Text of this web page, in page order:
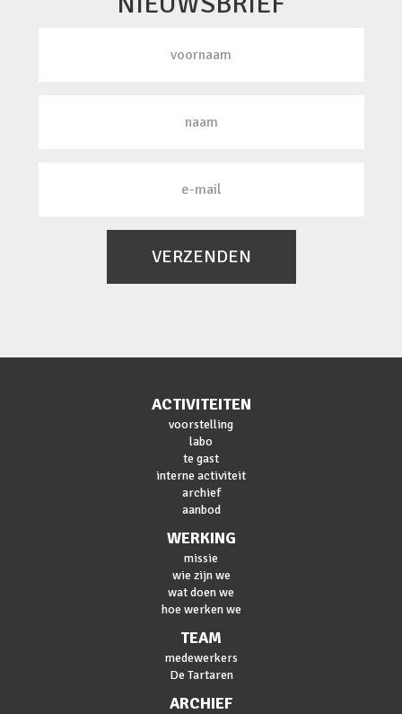
VERZENDEN
ACTIVITEITEN
voorstelling
labo
te gast
interne activiteit
archief
aanbod
WERKING
missie
wie zijn we
wat doen we
hoe werken we
TEAM
medewerkers
De Tartaren
ARCHIEF